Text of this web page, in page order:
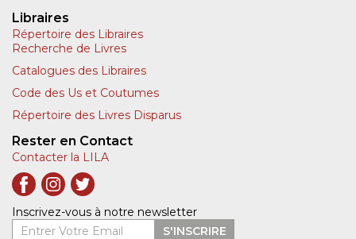
Libraires
Répertoire des Libraires
Recherche de Livres
Catalogues des Libraires
Code des Us et Coutumes
Répertoire des Livres Disparus
Rester en Contact
Contacter la LILA
Inscrivez-vous à notre newsletter
Entrer Votre Email
S'INSCRIRE